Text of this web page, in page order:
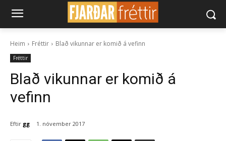
Heim Fréttir Blað vikunnar er komið á vefinn
Fréttir
Blað vikunnar er komið á
vefinn
Eftir gg 1. nóvember 2017